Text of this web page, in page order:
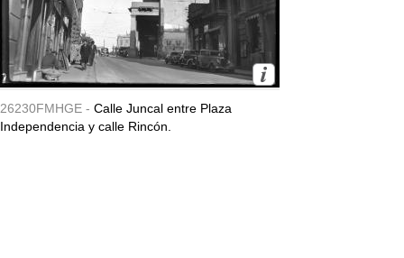
26230FMHGE - Calle Juncal entre Plaza
Independencia y calle Rincón.